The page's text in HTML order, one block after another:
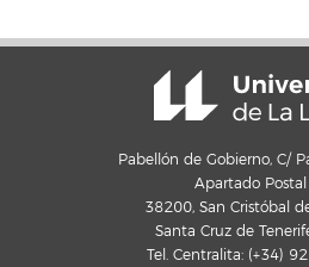
Pabellón de Gobierno, C/
Apartado
38200, San Cristóbal
Santa Cruz de
Tel. Centralita: (+34)